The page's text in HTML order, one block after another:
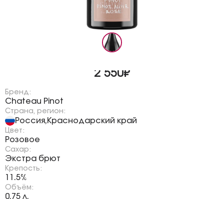
2 550₽
Бренд:
Chateau Pinot
Страна, регион:
Россия,Краснодарский край
Цвет:
Розовое
Сахар:
Экстра брют
Крепость:
11.5%
Объём:
0.75 л.